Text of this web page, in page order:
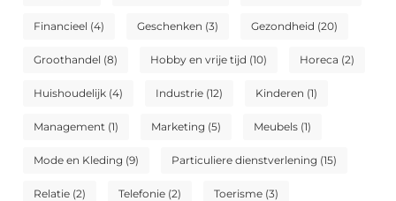
Financieel (4) Geschenken (3) Gezondheid (20)
Groothandel (8) Hobby en vrije tijd (10) Horeca (2)
Huishoudelijk (4) Industrie (12) Kinderen (1)
Management (1) Marketing (5) Meubels (1)
Mode en Kleding (9) Particuliere dienstverlening (15)
Relatie (2) Telefonie (2) Toerisme (3)